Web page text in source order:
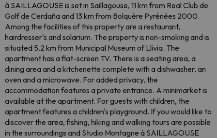
à SAILLAGOUSE is set in Saillagouse, 11 km from Real Club de
Golf de Cerdaña and 13 km from Bolquère Pyrénées 2000.
Among the facilities of this property are a restaurant,
hairdresser's and solarium. The property is non-smoking and is
situated 5.2 km from Municipal Museum of Llivia. The
apartment has a flat-screen TV. There is a seating area, a
dining area and a kitchenette complete with a dishwasher, an
oven and a microwave. For added privacy, the
accommodation features a private entrance. A minimarket is
available at the apartment. For guests with children, the
apartment features a children's playground. If you would like to
discover the area, fishing, hiking and walking tours are possible
in the surroundings and Studio Montagne à SAILLAGOUSE